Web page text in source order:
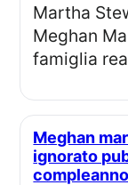
Martha Stewart commenta il percorso di
Meghan
famiglia
Meghan markle, perché la famiglia reale ha
ignorato
compleanno